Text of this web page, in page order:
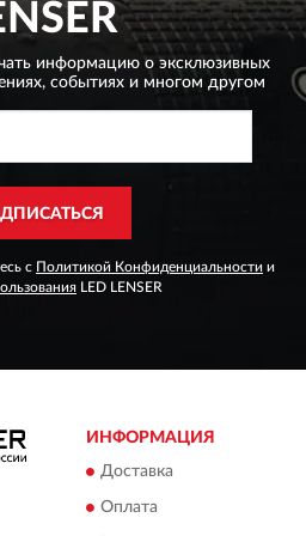
информацию о эксклюзивных
событиях и многом другом
с Политикой Конфиденциальности и
LED LENSER
ИНФОРМАЦИЯ
Доставка
Оплата